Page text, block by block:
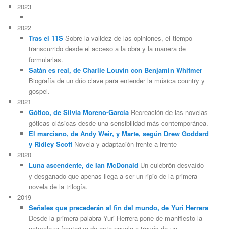
2023
2022
Tras el 11SSobre la validez de las opiniones, el tiempo
transcurrido desde el acceso a la obra y la manera de
formularlas.
Satán es real, de Charlie Louvin con Benjamin Whitmer
Biografía de un dúo clave para entender la música country y
gospel.
2021
Gótico, de Silvia Moreno-GarcíaRecreación de las novelas
góticas clásicas desde una sensibilidad más contemporánea.
El marciano, de Andy Weir, y Marte, según Drew Goddard
y Ridley ScottNovela y adaptación frente a frente
2020
Luna ascendente, de Ian McDonald Un culebrón desvaído
y desganado que apenas llega a ser un ripio de la primera
novela de la trilogía.
2019
Señales que precederán al fin del mundo, de Yuri Herrera
Desde la primera palabra Yuri Herrera pone de manifiesto la